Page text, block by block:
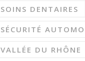
SOINS DENTAIRES
SÉCURITÉ
VALLÉE DU RHÔNE